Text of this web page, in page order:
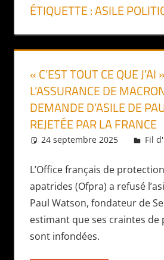
ÉTIQUETTE :ASILE
« C’EST TOUT CE QUE
L’ASSURANCE DE
DEMANDE D’ASILE DE
REJETÉE PAR LA FRANCE
24 septembre 2025 Fil
L’Office français de
apatrides (Ofpra) a refusé
Paul Watson, fondateur de
estimant que ses craintes de
sont infondées.